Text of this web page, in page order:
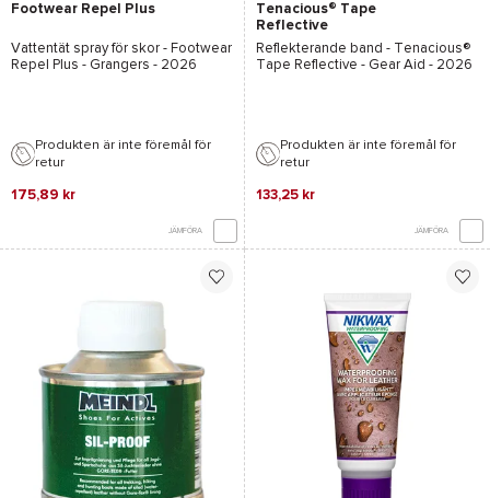
Footwear Repel Plus
Vattentät spray för skor - Footwear
Repel Plus - Grangers - 2026
Produkten är inte föremål för
retur
175,89 kr
JÄMFÖRA
Tenacious® Tape
Reflective
Reflekterande band -
Tenacious®
Tape Reflective - Gear Aid - 2026
Produkten är inte föremål för
retur
133,25 kr
JÄMFÖRA